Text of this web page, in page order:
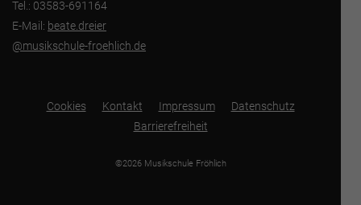
Tel.: 03583-691164
E-Mail: beate.dreier
@musikschule-froehlich.de
Cookies Kontakt Impressum
Datenschutz
Barrierefreiheit
©2026 Musikschule Fröhlich